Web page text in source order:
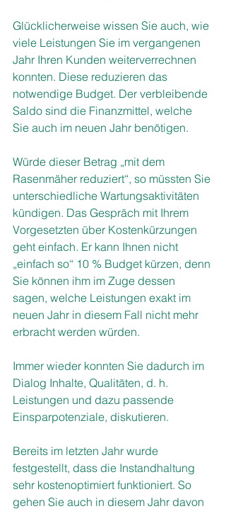
Glücklicherweise wissen Sie auch, wie
viele Leistungen Sie im vergangenen
Jahr Ihren Kunden weiterverrechnen
konnten. Diese reduzieren das
notwendige Budget. Der verbleibende
Saldo sind die Finanzmittel, welche
Sie auch im neuen Jahr benötigen.
Würde dieser Betrag „mit dem
Rasenmäher reduziert“, so müssten Sie
unterschiedliche Wartungsaktivitäten
kündigen. Das Gespräch mit Ihrem
Vorgesetzten über Kostenkürzungen
geht einfach. Er kann Ihnen nicht
„einfach so“ 10 % Budget kürzen, denn
Sie können ihm im Zuge dessen
sagen, welche Leistungen exakt im
neuen Jahr in diesem Fall nicht mehr
erbracht werden würden.
Immer wieder konnten Sie dadurch im
Dialog Inhalte, Qualitäten, d. h.
Leistungen und dazu passende
Einsparpotenziale, diskutieren.
Bereits im letzten Jahr wurde
festgestellt, dass die Instandhaltung
sehr kostenoptimiert funktioniert. So
gehen Sie auch in diesem Jahr davon